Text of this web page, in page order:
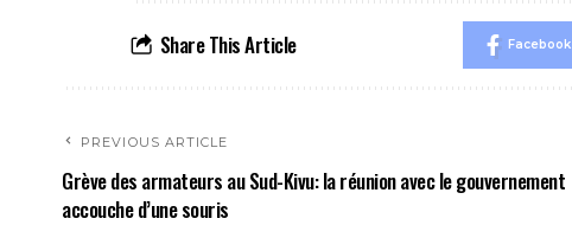
Share This Article Facebook
PREVIOUS ARTICLE
Grève des armateurs au Sud-Kivu: la réunion avec le gouvernement
accouche d’une souris